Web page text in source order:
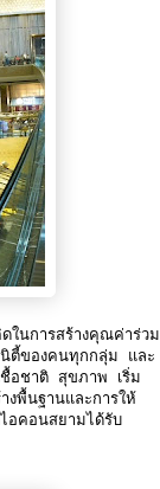
นการสร้างคุณค่าร่วม
นิตี้ของคนทุกกลุ่ม และ
อชาติ สุขภาพ เริ่ม
พื้นฐานและการให้
อคอนสยามได้รับ